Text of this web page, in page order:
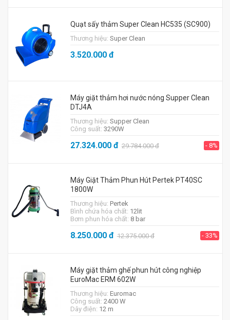
Quạt sấy thảm Super Clean HC535 (SC900)
Thương hiệu: Super Clean
3.520.000đ
Máy giặt thảm hơi nước nóng Supper Clean
DTJ4A
Thương hiệu: Supper Clean
Công suất: 3290W
27.324.000đ 29.784.000đ - 8%
Máy Giặt Thảm Phun Hút Pertek PT40SC
1800W
Thương hiệu: Pertek
Bình chứa hóa chất: 12lit
Bơm phun hóa chất: 8 bar
8.250.000đ 12.375.000đ - 33%
Máy giặt thảm ghế phun hút công nghiệp
EuroMac ERM 602W
Thương hiệu: Euromac
Công suất: 2400 W
Dây điện: 12 m